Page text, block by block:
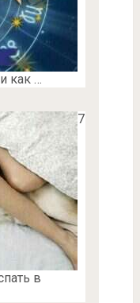
как …
7
в